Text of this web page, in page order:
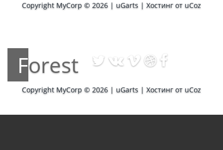
Copyright MyCorp © 2026 | uGarts | Хостинг от uCoz
Forest
Copyright MyCorp © 2026 | uGarts | Хостинг от uCoz